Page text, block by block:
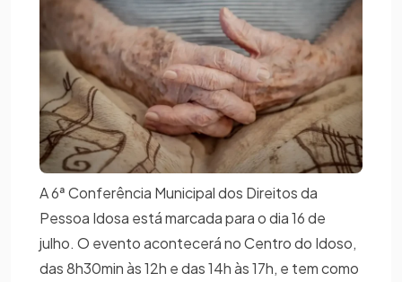
A 6ª Conferência Municipal dos Direitos da
Pessoa Idosa está marcada para o dia 16 de
julho. O evento acontecerá no Centro do Idoso,
das 8h30min às 12h e das 14h às 17h, e tem como